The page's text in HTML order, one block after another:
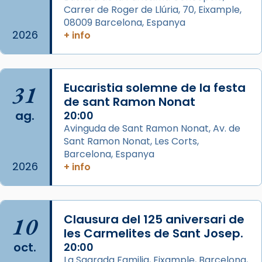
Arquebisbat de Barcelonais at Catedral
de Barcelona.
2 weeks ago
comitè organitzador de la visita apostòlica
del Sant Pare Lleó XIV a Barcelona, i als
col·laboradors, a la Catedral de Barcelona.
L’arquebisbe de Barcelona, el cardenal Joan
Josep Omella, ha presidit la missa i l’ha
concelebrat el bisbe auxiliar de Barcelona,
Mons. David Abadías.
📸 Dr. G. Simón
Photo
View on Facebook Share
2026
Carrer de Roger de Llúria, 70, Eixample,
08009 Barcelona, Espanya
+ info
31
ag.
2026
Eucaristia solemne de la festa
de sant Ramon Nonat
20:00
Avinguda de Sant Ramon Nonat, Av. de
Sant Ramon Nonat, Les Corts,
Barcelona, Espanya
+ info
10
oct.
Clausura del 125 aniversari de
les Carmelites de Sant Josep.
20:00